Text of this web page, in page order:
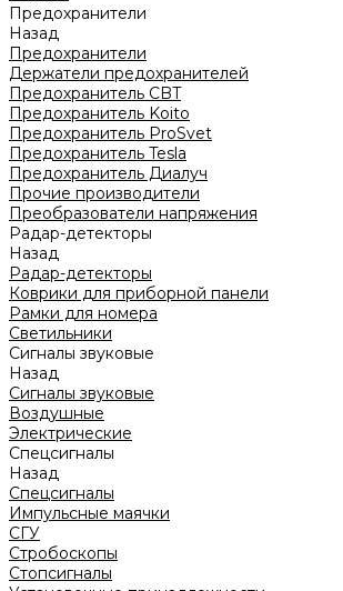
Предохранители
Назад
Предохранители
Держатели предохранителей
Предохранитель CBT
Предохранитель Koito
Предохранитель ProSvet
Предохранитель Tesla
Предохранитель Диалуч
Прочие производители
Преобразователи напряжения
Радар-детекторы
Назад
Радар-детекторы
Коврики для приборной панели
Рамки для номера
Светильники
Сигналы звуковые
Назад
Сигналы звуковые
Воздушные
Электрические
Спецсигналы
Назад
Спецсигналы
Импульсные маячки
СГУ
Стробоскопы
Стопсигналы